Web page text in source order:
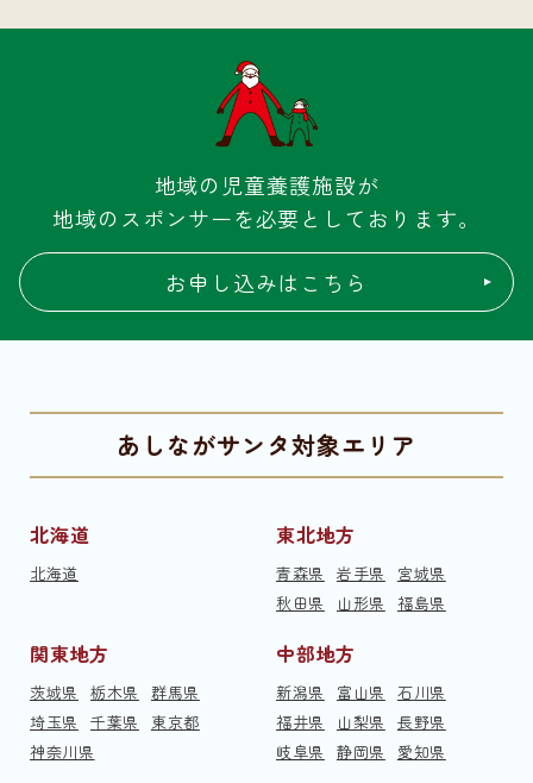
地域の児童養護施設が
地域のスポンサーを必要としております。
お申し込みはこちら
あしながサンタ対象エリア
北海道
北海道
東北地方
青森県 岩手県
宮城県
秋田県
山形県 福島県
関東地方
茨城県 栃木県
群馬県
埼玉県
千葉県
東京都
神奈川県
中部地方
新潟県 富山県
石川県
福井県
山梨県
長野県
岐阜県
静岡県 愛知県